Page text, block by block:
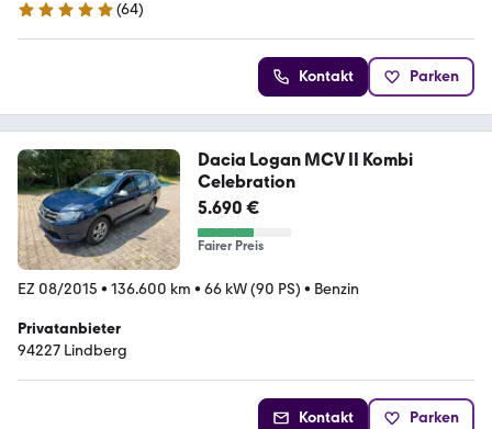
4.9 Sterne
(64)
Kontakt Parken
Dacia Logan MCV II Kombi
Celebration
5.690 €
Fairer Preis
EZ 08/2015 • 136.600 km • 66 kW (90 PS) • Benzin
Privatanbieter
94227 Lindberg
Kontakt Parken